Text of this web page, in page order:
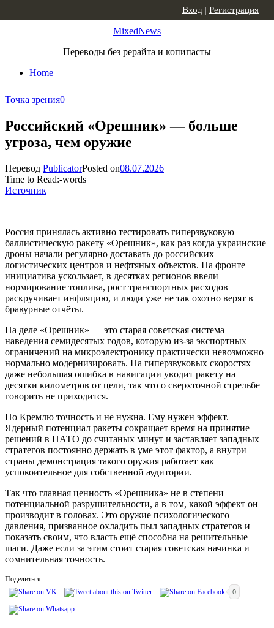
MixedNews
Переводы без рерайта и копипасты
Home
Вход | Регистрация
Точка зрения0
Российский «Орешник» — больше
угроза, чем оружие
Перевод PublicatorPosted on08.07.2026
Time to Read:-words
Источник
Россия принялась активно тестировать гиперзвуковую
баллистическую ракету «Орешник», как раз когда украинские
дроны начали регулярно доставать до российских
логистических центров и нефтяных объектов. На фронте
инициатива ускользает, в десятках регионов ввели
нормирование топлива, рост транспортных расходов
раскручивает инфляцию, и люди уже не так охотно верят в
бравурные отчёты.
На деле «Орешник» — это старая советская система
наведения семидесятых годов, которую из-за экспортных
ограничений на микроэлектронику практически невозможно
нормально модернизировать. На гиперзвуковых скоростях
даже небольшая ошибка в навигации уводит ракету на
десятки километров от цели, так что о сверхточной стрельбе
говорить не приходится.
Но Кремлю точность и не нужна. Ему нужен эффект.
Ядерный потенциал ракеты сокращает время на принятие
решений в НАТО до считаных минут и заставляет западных
стратегов постоянно держать в уме этот фактор, а внутри
страны демонстрация такого оружия работает как
успокоительное для собственной аудитории.
Так что главная ценность «Орешника» не в степени
потенциальной разрушительности, а в том, какой эффект он
производит в головах. Это оружие психологического
давления, призванное охладить пыл западных стратегов и
показать своим, что власть ещё способна на решительные
шаги. Даже если за этим стоит старая советская начинка и
сомнительная точность.
Поделиться...
0